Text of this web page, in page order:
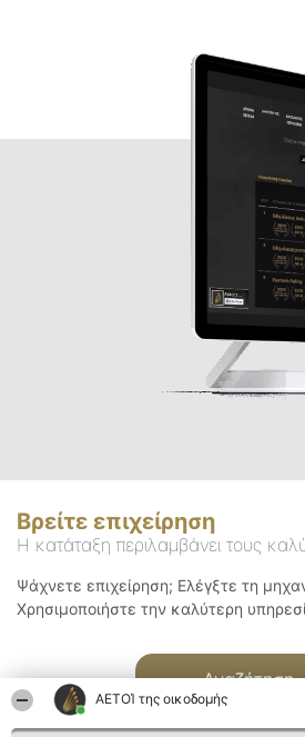
ΑΕΤΟΊ της οικοδομής
Βρείτε επιχείρηση
Η κατάταξη περιλαμβάνει τους
Ψάχνετε επιχείρηση; Ελέγξτε τη
Χρησιμοποιήστε την καλύτερη
Αναζήτηση